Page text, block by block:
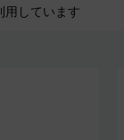
用しています